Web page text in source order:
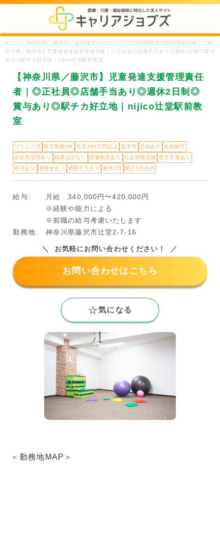
ホーム / 神奈川県 / 藤沢市 / 放課後等デイサービスでの児童発達支援管理責任者 / 【神
奈川県／藤沢市】児童発達支援管理責任者｜◎正社員◎店舗手当あり◎週休2日制◎賞与
あり◎駅チカ好立地｜nijico辻堂駅前教室
【神奈川県／藤沢市】児童発達支援管理責任
者｜◎正社員◎店舗手当あり◎週休2日制◎
賞与あり◎駅チカ好立地｜nijico辻堂駅前教
室
ブランク可 即日勤務OK 年収400万円以上 新卒可 昇給あり
未経験可
正社員登用あり
残業ほぼなし 研修制度あり 社会保険完備
育児支援あり
賞与あり
退職金あり 通勤手当あり 週休2日 駅近5分以内
給与:
月給 340,000円〜420,000円
※経験や能力による
※前職の給与考慮いたします
勤務地:
神奈川県藤沢市辻堂2-7-16
お気軽にお問い合わせください！
お問い合わせはこちら
気になる
＜勤務地MAP＞